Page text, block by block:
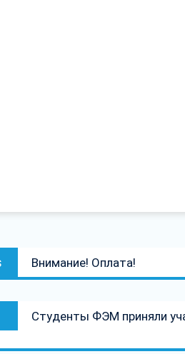
post:
Внимание! Оплата!
post:
Студенты ФЭМ приняли